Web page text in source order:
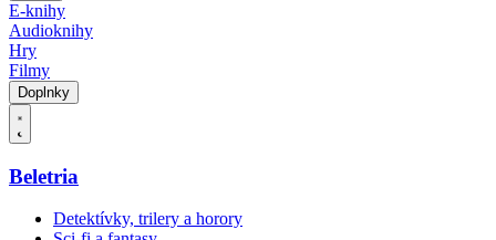
E-knihy
Audioknihy
Hry
Filmy
Doplnky
Beletria
Detektívky, trilery a horory